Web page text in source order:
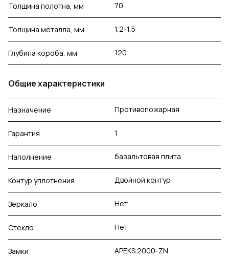
Толщина полотна, мм 70
Толщина металла, мм 1,2-1,5
Глубина короба, мм 120
Общие характеристики
Назначение Противопожарная
Гарантия 1
Наполнение базальтовая плита
Контур уплотнения Двойной контур
Зеркало Нет
Стекло Нет
Замки APEKS 2000-ZN